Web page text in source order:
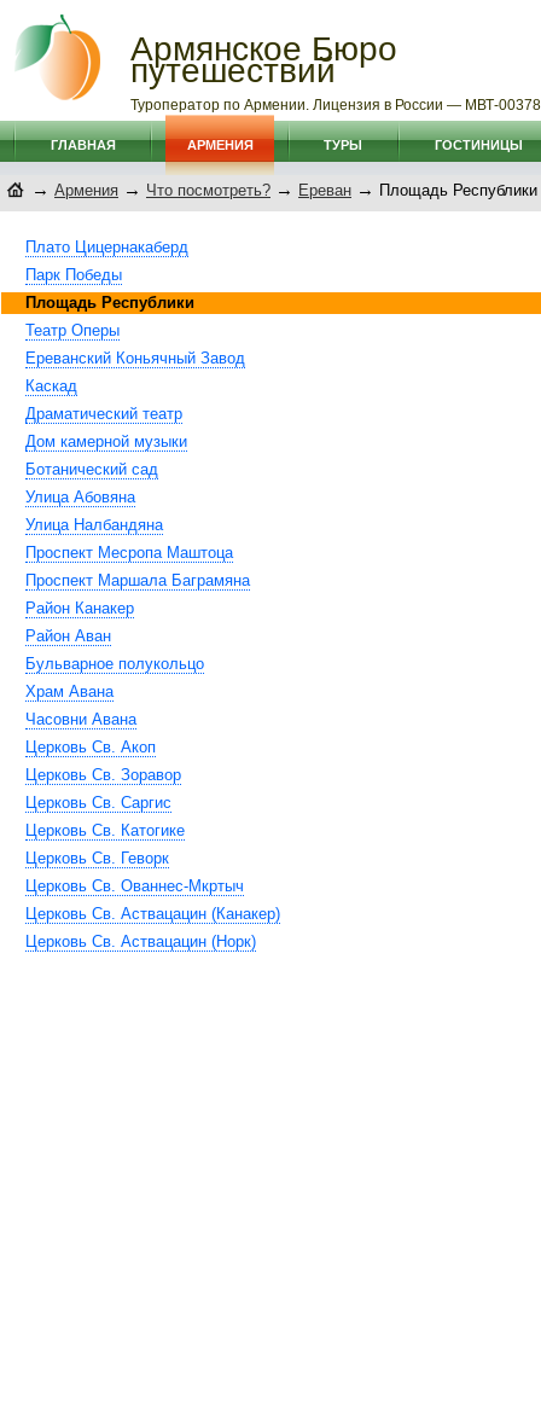
Армянское Бюро
путешествий
Туроператор по Армении. Лицензия в России — МВТ-
ГЛАВНАЯ АРМЕНИЯ ТУРЫ ГОСТИНИЦЫ
→ Армения → Что посмотреть? → Ереван → Площадь Республики
Плато Цицернакаберд
Парк Победы
Площадь Республики
Театр Оперы
Ереванский Коньячный Завод
Каскад
Драматический театр
Дом камерной музыки
Ботанический сад
Улица Абовяна
Улица Налбандяна
Проспект Месропа Маштоца
Проспект Маршала Баграмяна
Район Канакер
Район Аван
Бульварное полукольцо
Храм Авана
Часовни Авана
Церковь Св. Акоп
Церковь Св. Зоравор
Церковь Св. Саргис
Церковь Св. Катогике
Церковь Св. Геворк
Церковь Св. Ованнес-Мкртыч
Церковь Св. Аствацацин (Канакер)
Церковь Св. Аствацацин (Норк)